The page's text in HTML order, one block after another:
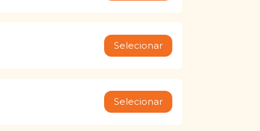
Selecionar
Selecionar